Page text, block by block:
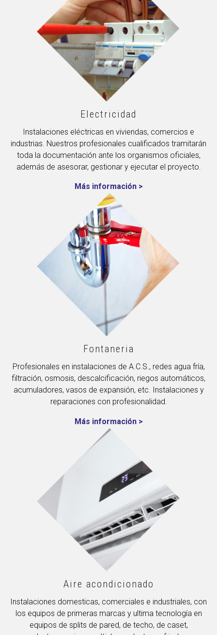
Electricidad
Instalaciones eléctricas en viviendas, comercios e
industrias. Nuestros profesionales cualificados tramitarán
toda la documentación ante los organismos oficiales,
además de asesorar, gestionar y ejecutar el proyecto.
Más información >
Fontaneria
Profesionales en instalaciones de A.C.S., redes agua fría,
filtración, osmosis, descalcificación, riegos automáticos,
acumuladores, vasos de expansión, etc. Instalaciones y
reparaciones con profesionalidad.
Más información >
Aire acondicionado
Instalaciones domesticas, comerciales e industriales, con
los equipos de primeras marcas y ultima tecnología en
equipos de splits de pared, de techo, de caset,